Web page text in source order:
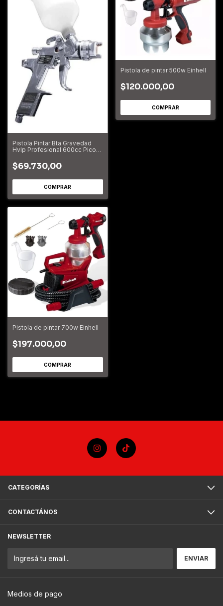
Pistola Pintar Bta Gravedad
Hvlp Profesional 600cc Pico
$69.730,00
Pistola de pintar 500w Einhell
$120.000,00
Pistola de pintar 700w Einhell
$197.000,00
CATEGORÍAS
CONTACTÁNOS
NEWSLETTER
Medios de pago